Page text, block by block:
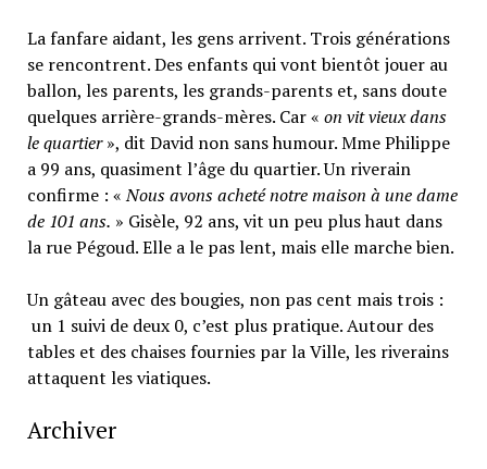
La fanfare aidant, les gens arrivent. Trois générations
se rencontrent. Des enfants qui vont bientôt jouer au
ballon, les parents, les grands-parents et, sans doute
quelques arrière-grands-mères. Car « on vit vieux dans
le quartier», dit David non sans humour. Mme Philippe
a 99 ans, quasiment l’âge du quartier. Un riverain
confirme : «Nous avons acheté notre maison à une dame
de 101 ans. » Gisèle, 92 ans, vit un peu plus haut dans
la rue Pégoud. Elle a le pas lent, mais elle marche bien.
Un gâteau avec des bougies, non pas cent mais trois :
un 1 suivi de deux 0, c’est plus pratique. Autour des
tables et des chaises fournies par la Ville, les riverains
attaquent les viatiques.
Archiver